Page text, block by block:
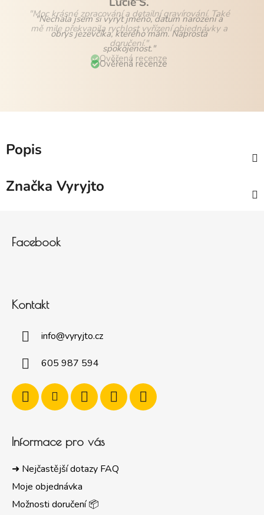
"Nechala jsem si vyrýt jméno, datum narození a
obrys jezevčíka, kterého mám. Naprostá
spokojenost."
Ověřená recenze
Popis
Značka Vyryjto
Facebook
Kontakt
info@vyryjto.cz
605 987 594
Informace pro vás
➜ Nejčastější dotazy FAQ
Moje objednávka
Možnosti doručení 📦